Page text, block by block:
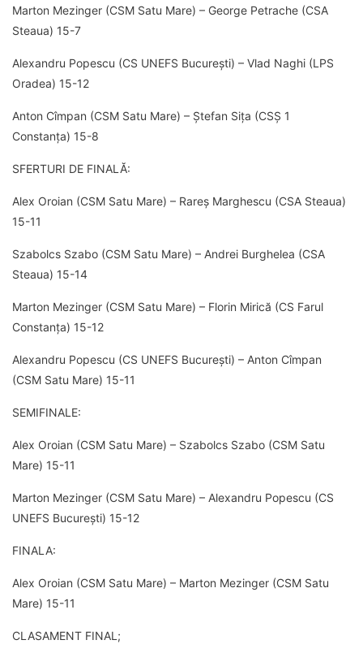
Marton Mezinger (CSM Satu Mare) – George Petrache (CSA
Steaua) 15-7
Alexandru Popescu (CS UNEFS București) – Vlad Naghi (LPS
Oradea) 15-12
Anton Cîmpan (CSM Satu Mare) – Ștefan Sița (CSȘ 1
Constanța) 15-8
SFERTURI DE FINALĂ:
Alex Oroian (CSM Satu Mare) – Rareș Marghescu (CSA Steaua)
15-11
Szabolcs Szabo (CSM Satu Mare) – Andrei Burghelea (CSA
Steaua) 15-14
Marton Mezinger (CSM Satu Mare) – Florin Mirică (CS Farul
Constanța) 15-12
Alexandru Popescu (CS UNEFS București) – Anton Cîmpan
(CSM Satu Mare) 15-11
SEMIFINALE:
Alex Oroian (CSM Satu Mare) – Szabolcs Szabo (CSM Satu
Mare) 15-11
Marton Mezinger (CSM Satu Mare) – Alexandru Popescu (CS
UNEFS București) 15-12
FINALA:
Alex Oroian (CSM Satu Mare) – Marton Mezinger (CSM Satu
Mare) 15-11
CLASAMENT FINAL;